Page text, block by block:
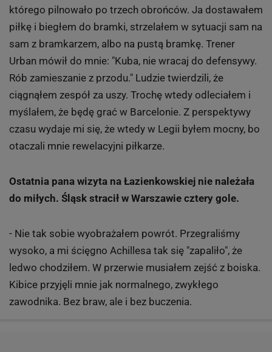
którego pilnowało po trzech obrońców. Ja dostawałem
piłkę i biegłem do bramki, strzelałem w sytuacji sam na
sam z bramkarzem, albo na pustą bramkę. Trener
Urban mówił do mnie: "Kuba, nie wracaj do defensywy.
Rób zamieszanie z przodu." Ludzie twierdzili, że
ciągnąłem zespół za uszy. Trochę wtedy odleciałem i
myślałem, że będę grać w Barcelonie. Z perspektywy
czasu wydaje mi się, że wtedy w Legii byłem mocny, bo
otaczali mnie rewelacyjni piłkarze.
Ostatnia pana wizyta na Łazienkowskiej nie należała
do miłych. Śląsk stracił w Warszawie cztery gole.
- Nie tak sobie wyobrażałem powrót. Przegraliśmy
wysoko, a mi ścięgno Achillesa tak się "zapaliło", że
ledwo chodziłem. W przerwie musiałem zejść z boiska.
Kibice przyjęli mnie jak normalnego, zwykłego
zawodnika. Bez braw, ale i bez buczenia.